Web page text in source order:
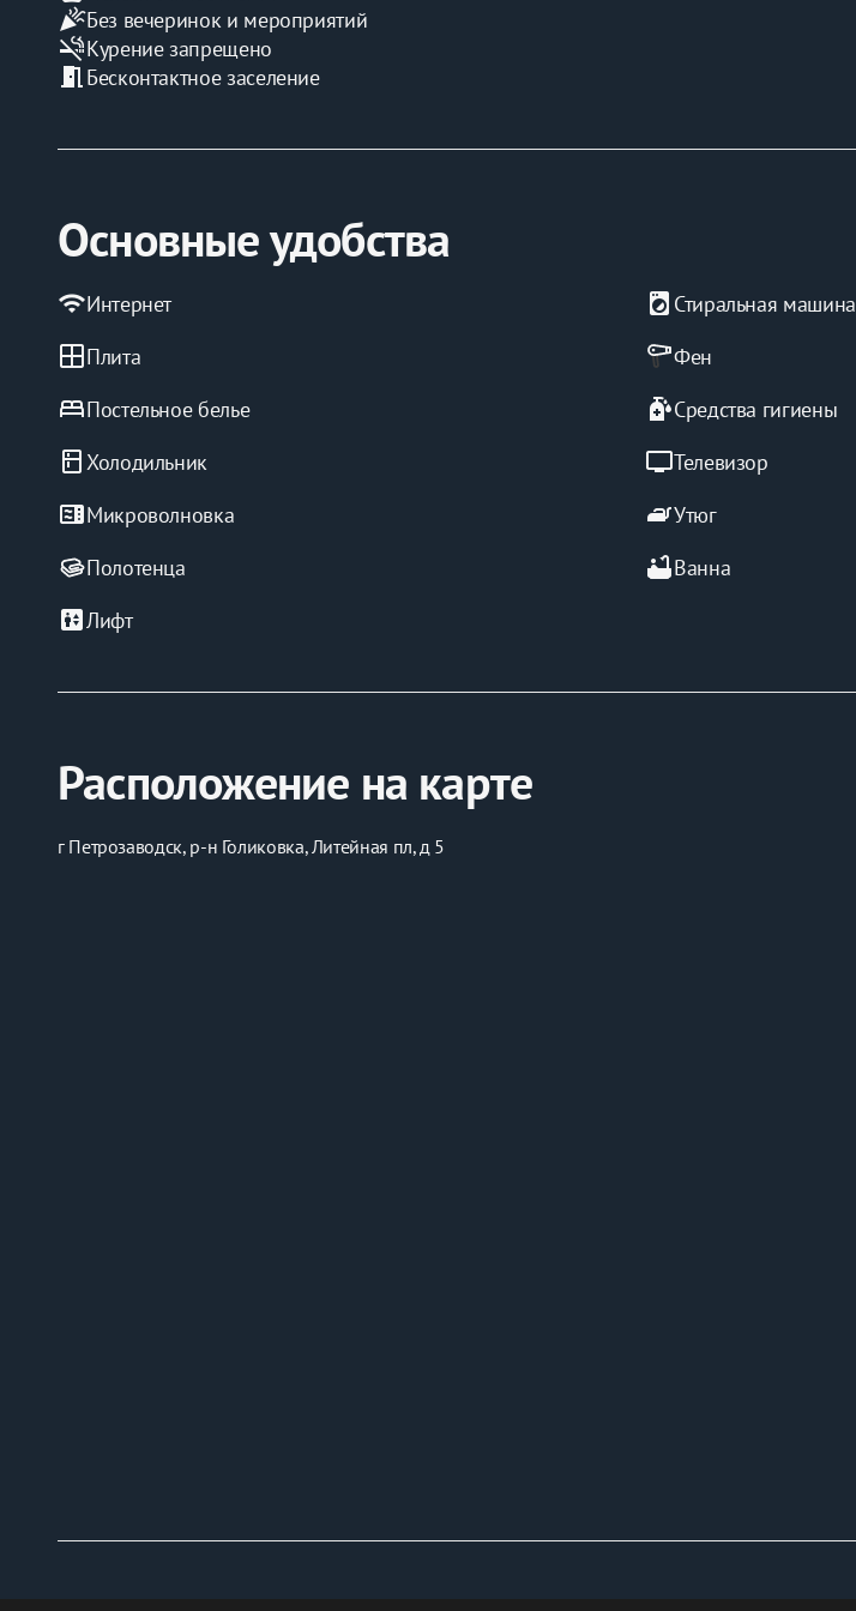
celebrationБез вечеринок и мероприятий
smoke_freeКурение запрещено
meeting_room Бесконтактное заселение
Основные удобства
wifiИнтернет local_laundry_service Стиральная машина
windowПлита Фен
bedПостельное белье sanitizerСредства гигиены
kitchen Холодильник tvТелевизор
microwaveМикроволновка ironУтюг
Полотенца
bathtubВанна
elevatorЛифт
Расположение на карте
г Петрозаводск, р-н Голиковка, Литейная пл, д 5